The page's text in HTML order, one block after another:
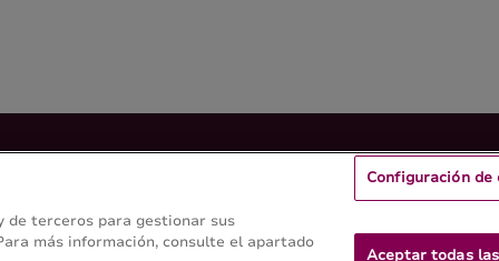
Fisioterapia
de terceros para gestionar sus
más información, consulte el apartado
Configuración de
Aceptar todas